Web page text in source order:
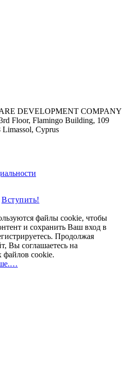
DEVELOPMENT COMPANY
Floor, Flamingo Building, 109
Limassol, Cyprus
Вступить!
файлы cookie, чтобы
и сохранить Ваш вход в
Продолжая
Вы соглашаетесь на
файлов cookie.